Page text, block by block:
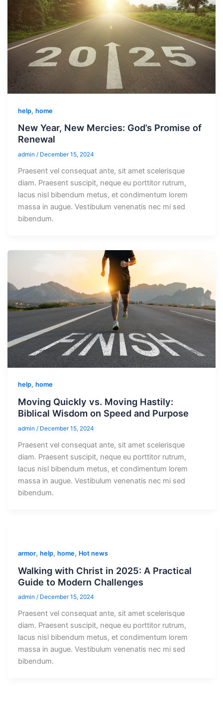
help,home
New Year, New Mercies: God’s Promise of
Renewal
admin/ December 15, 2024
Praesent vel consequat ante, sit amet scelerisque
diam. Praesent suscipit, neque eu porttitor rutrum,
lacus nisl bibendum metus, et condimentum lorem
massa in augue. Vestibulum venenatis nec mi sed
bibendum.
help,home
Moving Quickly vs. Moving Hastily:
Biblical Wisdom on Speed and Purpose
admin/ December 15, 2024
Praesent vel consequat ante, sit amet scelerisque
diam. Praesent suscipit, neque eu porttitor rutrum,
lacus nisl bibendum metus, et condimentum lorem
massa in augue. Vestibulum venenatis nec mi sed
bibendum.
armor,help,home, Hot news
Walking with Christ in 2025: A Practical
Guide to Modern Challenges
admin/ December 15, 2024
Praesent vel consequat ante, sit amet scelerisque
diam. Praesent suscipit, neque eu porttitor rutrum,
lacus nisl bibendum metus, et condimentum lorem
massa in augue. Vestibulum venenatis nec mi sed
bibendum.